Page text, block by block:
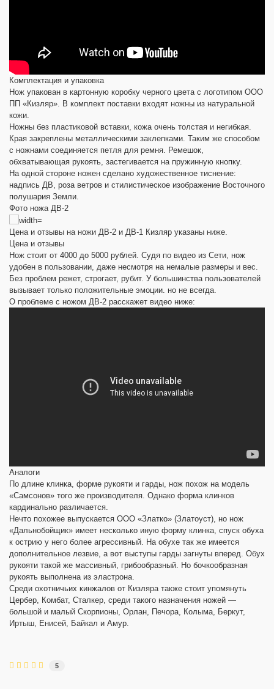
Комплектация и упаковка
Нож упакован в картонную коробку черного цвета с логотипом ООО
ПП «Кизляр». В комплект поставки входят ножны из натуральной
кожи.
Ножны без пластиковой вставки, кожа очень толстая и негибкая.
Края закреплены металлическими заклепками. Таким же способом
с ножнами соединяется петля для ремня. Ремешок,
обхватывающая рукоять, застегивается на пружинную кнопку.
На одной стороне ножен сделано художественное тиснение:
надпись ДВ, роза ветров и стилистическое изображение Восточного
полушария Земли.
Фото ножа ДВ-2
Цена и отзывы на ножи ДВ-2 и ДВ-1 Кизляр указаны ниже.
Цена и отзывы
Нож стоит от 4000 до 5000 рублей. Судя по видео из Сети, нож
удобен в пользовании, даже несмотря на немалые размеры и вес.
Без проблем режет, строгает, рубит. У большинства пользователей
вызывает только положительные эмоции. но не всегда.
О проблеме с ножом ДВ-2 расскажет видео ниже:
Аналоги
По длине клинка, форме рукояти и гарды, нож похож на модель
«Самсонов» того же производителя. Однако форма клинков
кардинально различается.
Нечто похожее выпускается ООО «Златко» (Златоуст), но нож
«Дальнобойщик» имеет несколько иную форму клинка, спуск обуха
к острию у него более агрессивный. На обухе так же имеется
дополнительное лезвие, а вот выступы гарды загнуты вперед. Обух
рукояти такой же массивный, грибообразный. Но бочкообразная
рукоять выполнена из эластрона.
Среди охотничьих кинжалов от Кизляра также стоит упомянуть
Цербер, Комбат, Сталкер, среди такого назначения ножей —
большой и малый Скорпионы, Орлан, Печора, Колыма, Беркут,
Иртыш, Енисей, Байкал и Амур.
5